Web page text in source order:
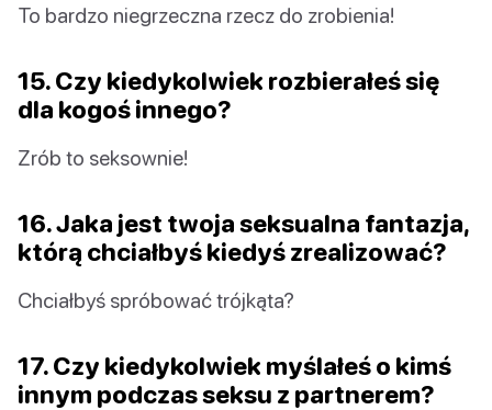
To bardzo niegrzeczna rzecz do zrobienia!
15. Czy kiedykolwiek rozbierałeś się
dla kogoś innego?
Zrób to seksownie!
16. Jaka jest twoja seksualna fantazja,
którą chciałbyś kiedyś zrealizować?
Chciałbyś spróbować trójkąta?
17. Czy kiedykolwiek myślałeś o kimś
innym podczas seksu z partnerem?